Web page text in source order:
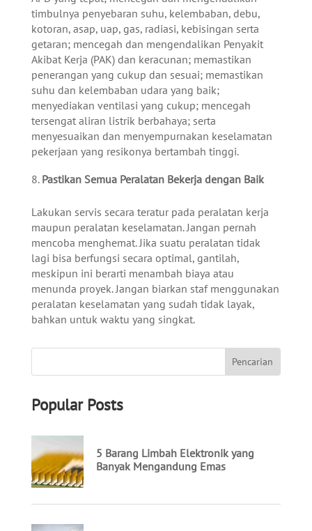
timbulnya penyebaran suhu, kelembaban, debu,
kotoran, asap, uap, gas, radiasi, kebisingan serta
getaran; mencegah dan mengendalikan Penyakit
Akibat Kerja (PAK) dan keracunan; memastikan
penerangan yang cukup dan sesuai; memastikan
suhu dan kelembaban udara yang baik;
menyediakan ventilasi yang cukup; mencegah
tersengat aliran listrik berbahaya; serta
menyesuaikan dan menyempurnakan keselamatan
pekerjaan yang resikonya bertambah tinggi.
Pastikan Semua Peralatan Bekerja dengan Baik
Lakukan servis secara teratur pada peralatan kerja
maupun peralatan keselamatan. Jangan pernah
mencoba menghemat. Jika suatu peralatan tidak
lagi bisa berfungsi secara optimal, gantilah,
meskipun ini berarti menambah biaya atau
menunda proyek. Jangan biarkan staf menggunakan
peralatan keselamatan yang sudah tidak layak,
bahkan untuk waktu yang singkat.
Popular Posts